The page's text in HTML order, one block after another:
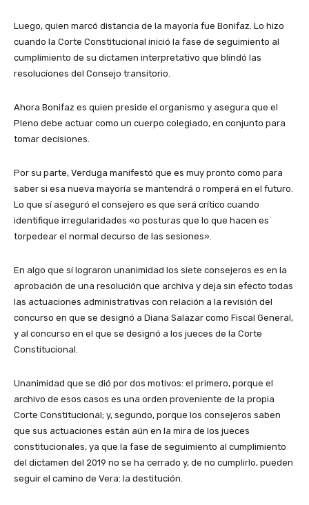
Luego, quien marcó distancia de la mayoría fue Bonifaz. Lo hizo
cuando la Corte Constitucional inició la fase de seguimiento al
cumplimiento de su dictamen interpretativo que blindó las
resoluciones del Consejo transitorio.
Ahora Bonifaz es quien preside el organismo y asegura que el
Pleno debe actuar como un cuerpo colegiado, en conjunto para
tomar decisiones.
Por su parte, Verduga manifestó que es muy pronto como para
saber si esa nueva mayoría se mantendrá o romperá en el futuro.
Lo que sí aseguró el consejero es que será crítico cuando
identifique irregularidades «o posturas que lo que hacen es
torpedear el normal decurso de las sesiones».
En algo que sí lograron unanimidad los siete consejeros es en la
aprobación de una resolución que archiva y deja sin efecto todas
las actuaciones administrativas con relación a la revisión del
concurso en que se designó a Diana Salazar como Fiscal General,
y al concurso en el que se designó a los jueces de la Corte
Constitucional.
Unanimidad que se dió por dos motivos: el primero, porque el
archivo de esos casos es una orden proveniente de la propia
Corte Constitucional; y, segundo, porque los consejeros saben
que sus actuaciones están aún en la mira de los jueces
constitucionales, ya que la fase de seguimiento al cumplimiento
del dictamen del 2019 no se ha cerrado y, de no cumplirlo, pueden
seguir el camino de Vera: la destitución.